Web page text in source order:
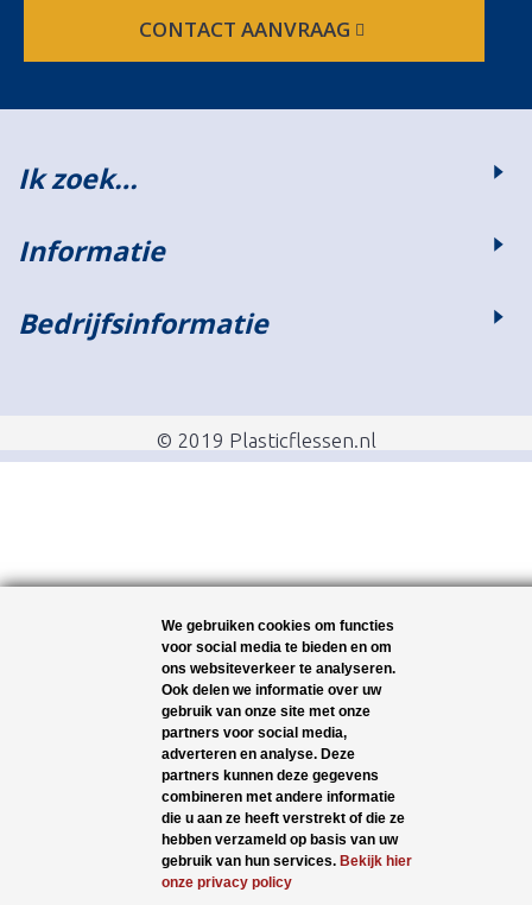
CONTACT AANVRAAG
Ik zoek…
Informatie
Bedrijfsinformatie
© 2019 Plasticflessen.nl
We gebruiken cookies om functies
voor social media te bieden en om
ons websiteverkeer te analyseren.
Ook delen we informatie over uw
gebruik van onze site met onze
partners voor social media,
adverteren en analyse. Deze
partners kunnen deze gegevens
combineren met andere informatie
die u aan ze heeft verstrekt of die ze
hebben verzameld op basis van uw
gebruik van hun services. Bekijk hier
onze privacy policy